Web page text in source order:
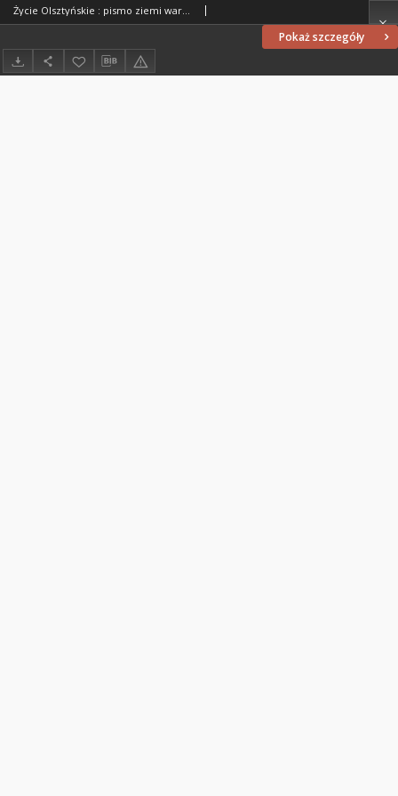
Pokaż szczegóły
Życie Olsztyńskie : pismo ziemi warmińsko-mazurskiej, 1952, nr 37